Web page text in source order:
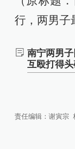
行，两男子
南宁两男
互殴打得
责任编辑： 谢寅宗